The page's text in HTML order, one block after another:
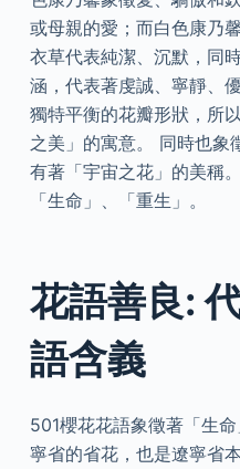
或母親的愛；而白色康乃
衣草代表純潔、沉默，同
涵，代表著虔誠、寧靜、
獨特平衡的花瓣形狀，所
之美」的寓意。 同時也象
有著「宇宙之花」的美稱
「生命」、「重生」。
花語善良:
語含義
501櫻花花語象徵著「生
寧省的省花，也是遼寧省